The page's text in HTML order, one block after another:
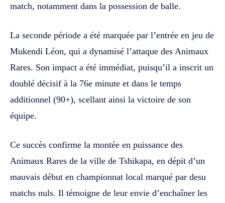
match, notamment dans la possession de balle.
La seconde période a été marquée par l’entrée en jeu de
Mukendi Léon, qui a dynamisé l’attaque des Animaux
Rares. Son impact a été immédiat, puisqu’il a inscrit un
doublé décisif à la 76e minute et dans le temps
additionnel (90+), scellant ainsi la victoire de son
équipe.
Ce succès confirme la montée en puissance des
Animaux Rares de la ville de Tshikapa, en dépit d’un
mauvais début en championnat local marqué par desu
matchs nuls. Il témoigne de leur envie d’enchaîner les